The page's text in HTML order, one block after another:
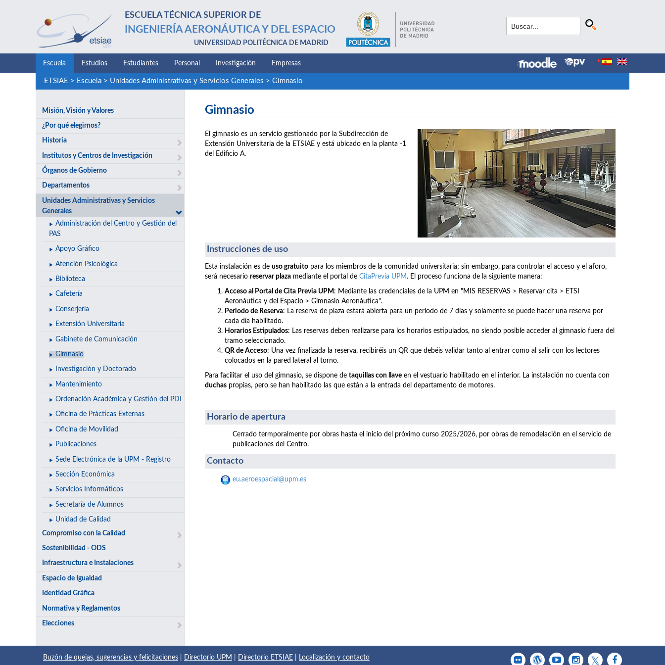
ESCUELA TÉCNICA SUPERIOR DE
INGENIERÍA AERONÁUTICA Y DEL ESPACIO
UNIVERSIDAD POLITÉCNICA DE MADRID
Escuela Estudios Estudiantes Personal Investigación Empresas
ETSIAE > Escuela> Unidades Administrativas y Servicios Generales > Gimnasio
Misión, Visión y Valores
¿Por qué elegirnos?
Historia
Institutos y Centros de Investigación
Órganos de Gobierno
Departamentos
Unidades Administrativas y Servicios
Generales
Administración del Centro y Gestión del
PAS
Apoyo Gráfico
Atención Psicológica
Biblioteca
Cafetería
Conserjería
Extensión Universitaria
Gabinete de Comunicación
Gimnasio
Investigación y Doctorado
Mantenimiento
Ordenación Académica y Gestión del PDI
Oficina de Prácticas Externas
Oficina de Movilidad
Publicaciones
Sede Electrónica de la UPM - Registro
Sección Económica
Servicios Informáticos
Secretaría de Alumnos
Unidad de Calidad
Compromiso con la Calidad
Sostenibilidad - ODS
Infraestructura e Instalaciones
Espacio de Igualdad
Identidad Gráfica
Normativa y Reglamentos
Elecciones
Gimnasio
El gimnasio es un servicio gestionado por la Subdirección de
Extensión Universitaria de la ETSIAE y está ubicado en la planta -1
del Edificio A.
Instrucciones de uso
Esta instalación es de uso gratuito para los miembros de la comunidad universitaria; sin embargo, para controlar el acceso y el aforo,
será necesario reservar plaza mediante el portal de CitaPrevia UPM . El proceso funciona de la siguiente manera:
Acceso al Portal de Cita Previa UPM : Mediante las credenciales de la UPM en "MIS RESERVAS > Reservar cita > ETSI
Aeronáutica y del Espacio > Gimnasio Aeronáutica".
Periodo de Reserva: La reserva de plaza estará abierta para un periodo de 7 días y solamente se puede hacer una reserva por
cada día habilitado.
Horarios Estipulados: Las reservas deben realizarse para los horarios estipulados, no siendo posible acceder al gimnasio fuera del
tramo seleccionado.
QR de Acceso: Una vez finalizada la reserva, recibiréis un QR que debéis validar tanto al entrar como al salir con los lectores
colocados en la pared lateral al torno.
Para facilitar el uso del gimnasio, se dispone de taquillas con llave en el vestuario habilitado en el interior. La instalación no cuenta con
duchas propias, pero se han habilitado las que están a la entrada del departamento de motores.
Horario de apertura
Cerrado termporalmente por obras hasta el inicio del próximo curso 2025/2026, por obras de remodelación en el servicio de
publicaciones del Centro.
Contacto
eu.aeroespacial@upm.es
Buzón de quejas, sugerencias y felicitaciones Directorio UPM Directorio ETSIAE Localización y contacto